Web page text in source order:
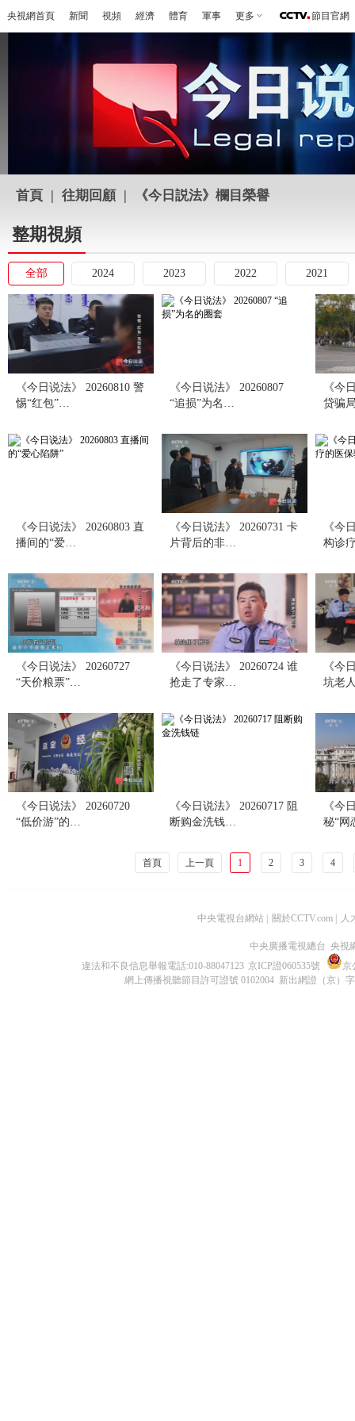
央視網首頁 新聞 視頻 經濟 體育 軍事 更多 節目官網
首頁 | 往期回顧 | 《今日説法》欄目榮譽
整期視頻
全部 2024 2023 2022 2021
《今日说法》 20260810 警
惕“红包”…
《今日说法》 20260807
“追损”为名…
《今
贷骗
《今日说法》 20260803 直
播间的“爱…
《今日说法》 20260731 卡
片背后的非…
《今
构诊
《今日说法》 20260727
“天价粮票”…
《今日说法》 20260724 谁
抢走了专家…
《今
坑老
《今日说法》 20260720
“低价游”的…
《今日说法》 20260717 阻
断购金洗钱…
《今
秘“
首頁 上一頁 1 2 3 4
中央電視台網站 關於CCTV.com 人
中央廣播電視總台 央視
違法和不良信息舉報電話:010-88047123 京ICP證060535號
京
網上傳播視聽節目許可證號 0102004 新出網證（京）